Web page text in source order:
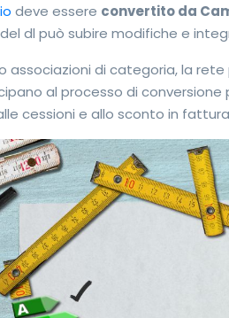
deve essere convertito da
dl può subire modifiche e
associazioni di categoria, la
al processo di conversione
cessioni e allo sconto in